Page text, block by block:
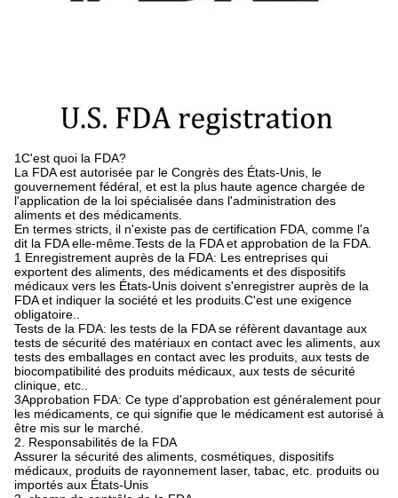
1C'est quoi la FDA?
La FDA est autorisée par le Congrès des États-Unis, le
gouvernement fédéral, et est la plus haute agence chargée de
l'application de la loi spécialisée dans l'administration des
aliments et des médicaments.
En termes stricts, il n'existe pas de certification FDA, comme l'a
dit la FDA elle-même.Tests de la FDA et approbation de la FDA.
1 Enregistrement auprès de la FDA: Les entreprises qui
exportent des aliments, des médicaments et des dispositifs
médicaux vers les États-Unis doivent s'enregistrer auprès de la
FDA et indiquer la société et les produits.C'est une exigence
obligatoire..
Tests de la FDA: les tests de la FDA se réfèrent davantage aux
tests de sécurité des matériaux en contact avec les aliments, aux
tests des emballages en contact avec les produits, aux tests de
biocompatibilité des produits médicaux, aux tests de sécurité
clinique, etc..
3Approbation FDA: Ce type d'approbation est généralement pour
les médicaments, ce qui signifie que le médicament est autorisé à
être mis sur le marché.
2. Responsabilités de la FDA
Assurer la sécurité des aliments, cosmétiques, dispositifs
médicaux, produits de rayonnement laser, tabac, etc. produits ou
importés aux États-Unis